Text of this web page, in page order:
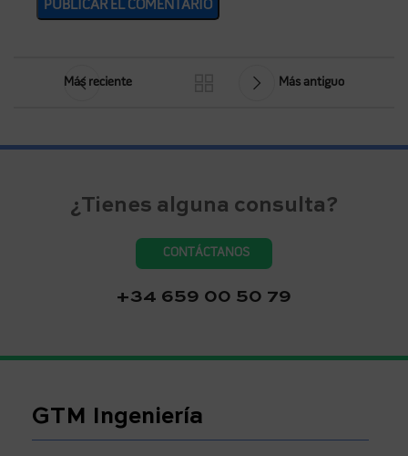
Más reciente Más antiguo
¿Tienes alguna consulta?
CONTÁCTANOS
+34 659 00 50 79
GTM Ingeniería